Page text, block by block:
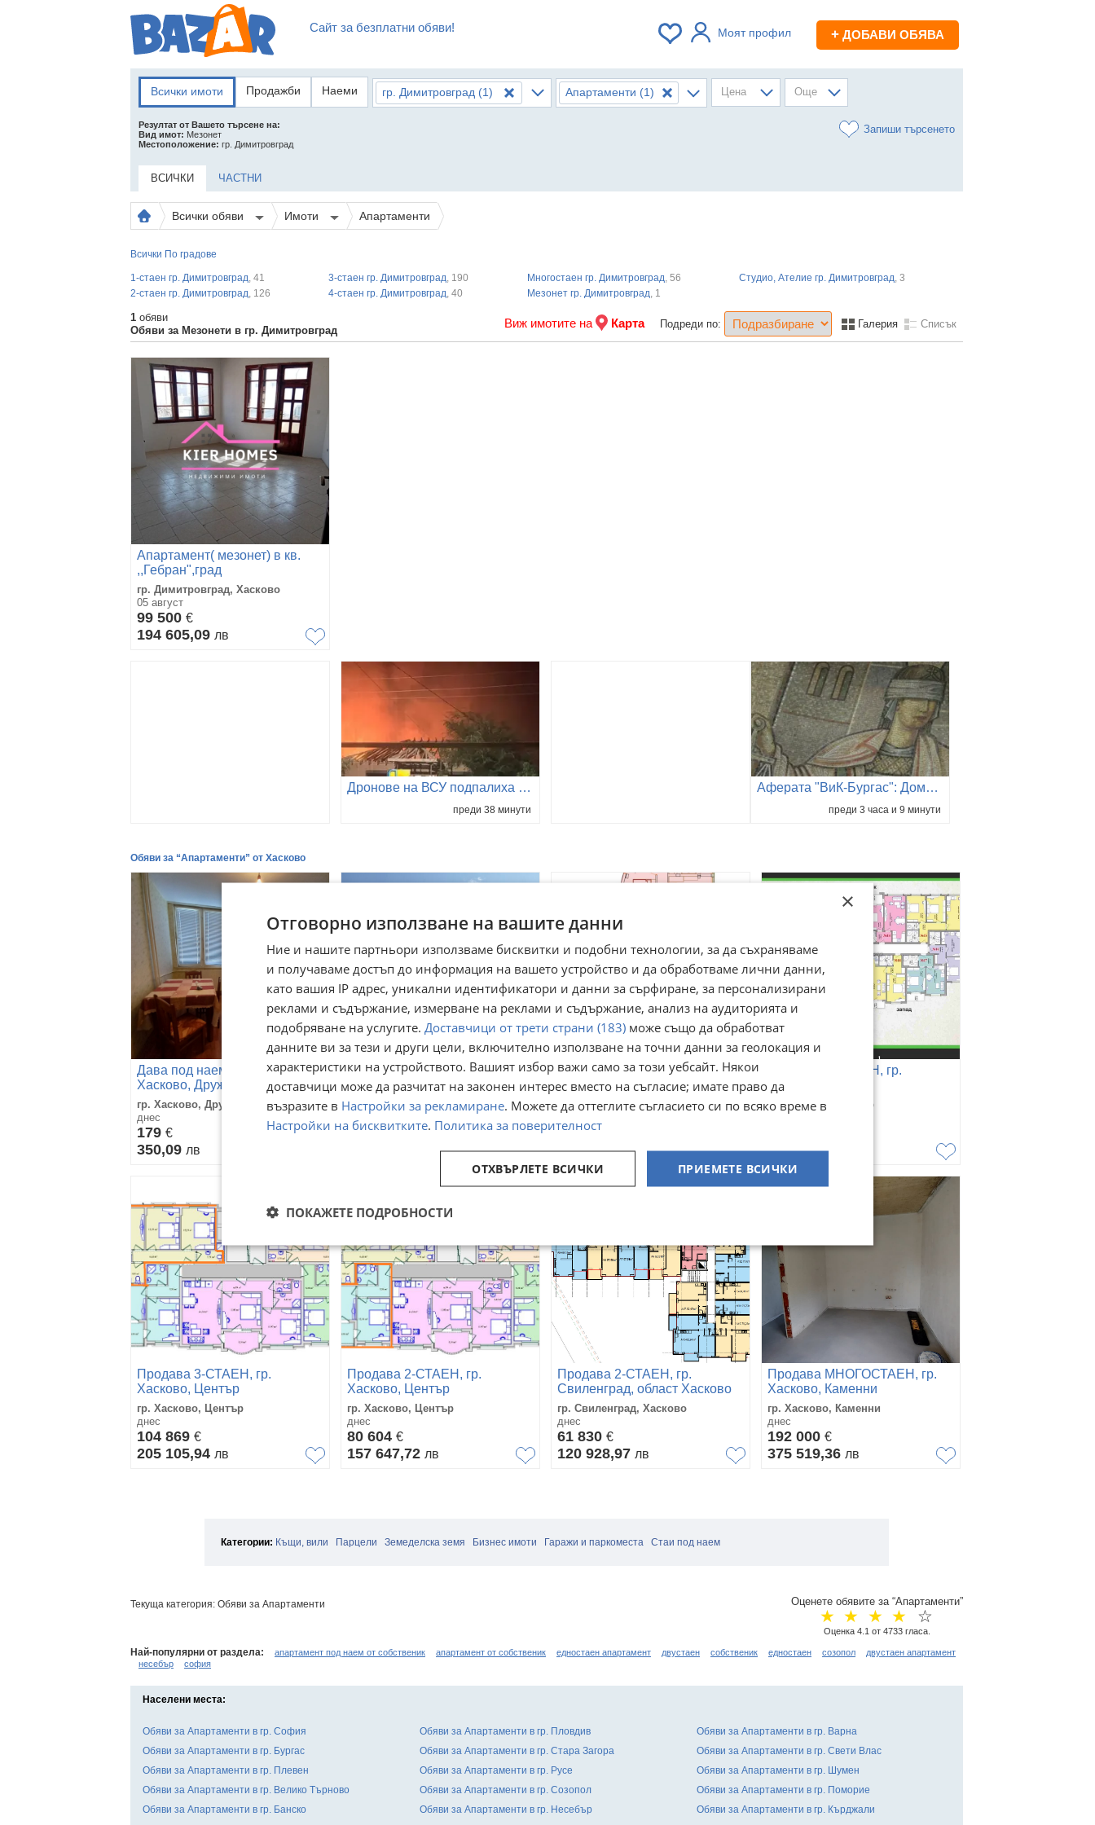
Сайт за безплатни обяви! Моят профил + ДОБАВИ ОБЯВА
Всички имоти Продажби Наеми гр. Димитровград (1) Апартаменти (1) Цена Още
Резултат от Вашето търсене на:
Вид имот: Мезонет
Местоположение: гр. Димитровград
Запиши търсенето
ВСИЧКИ ЧАСТНИ
Всички обяви Имоти Апартаменти
Всички По градове
1-стаен гр. Димитровград, 41
2-стаен гр. Димитровград, 126
3-стаен гр. Димитровград, 190
4-стаен гр. Димитровград, 40
Mногостаен гр. Димитровград, 56
Мезонет гр. Димитровград, 1
Студио, Ателие гр. Димитровград, 3
1 обяви
Обяви за Мезонети в гр. Димитровград
Виж имотите на Карта Подреди по: Галерия Списък
Апартамент( мезонет) в кв.
,,Гебран",град
Свиленград,обл. Хасково
гр. Димитровград, Хасково
05 август
99 500 €
194 605,09 лв
Дронове на ВСУ подпалиха ключова руска рафинерия в Сизран
преди 38 минути
Аферата "ВиК-Бургас": Домашен арест за трима обвиняеми ОБЗОР
преди 3 часа и 9 минути
Обяви за “Апартаменти” от Хасково
Дава под наем 2-СТАЕН, гр.
Хасково, Дружба 1
гр. Хасково, Дружба 1
днес
179 €
350,09 лв
Продава 3-СТАЕН, гр.
Свиленград, област Хасково
гр. Свиленград, Хасково
днес
75 600€
Продава 2-СТАЕН, гр.
Хасково, Македонски
гр. Хасково, Македонски
54 400
106 397,15лв
Продава 2-СТАЕН, гр.
Хасково, Център
гр. Хасково, Център
днес
Продава 3-СТАЕН, гр.
Хасково, Център
гр. Хасково, Център
днес
104 869 €
205 105,94 лв
Продава 2-СТАЕН, гр.
Хасково, Център
гр. Хасково, Център
днес
80 604 €
157 647,72 лв
Продава 2-СТАЕН, гр.
Свиленград, област Хасково
гр. Свиленград, Хасково
днес
61 830 €
120 928,97 лв
Продава МНОГОСТАЕН, гр.
Хасково, Каменни
гр. Хасково, Каменни
днес
192 000 €
375 519,36 лв
Категории: Къщи, вили Парцели Земеделска земя Бизнес имоти Гаражи и паркоместа Стаи под наем
Текуща категория: Обяви за Апартаменти Оценете обявите за “Апартаменти”
☆
☆
☆
☆
☆
Оценка 4.1 от 4733 гласа.
Най-популярни от раздела: апартамент под наем от собственик апартамент от собственик едностаен апартамент двустаен собственик едностаен созопол
двустаен апартамент
несебър
софия
Населени места:
Обяви за Апартаменти в гр. София Обяви за Апартаменти в гр. Пловдив
Обяви за Апартаменти в гр. Варна
Обяви за Апартаменти в гр. Бургас
Обяви за Апартаменти в гр. Стара Загора
Обяви за Апартаменти в гр. Свети Влас
Обяви за Апартаменти в гр. Плевен
Обяви за Апартаменти в гр. Русе
Обяви за Апартаменти в гр. Шумен
Обяви за Апартаменти в гр. Велико Търново
Обяви за Апартаменти в гр. Созопол
Обяви за Апартаменти в гр. Поморие
Обяви за Апартаменти в гр. Банско
Обяви за Апартаменти в гр. Несебър
Обяви за Апартаменти в гр. Кърджали
×
Отговорно използване на вашите данни
Ние и нашите партньори използваме бисквитки и подобни технологии, за да съхраняваме
и получаваме достъп до информация на вашето устройство и да обработваме лични данни,
като вашия IP адрес, уникални идентификатори и данни за сърфиране, за персонализирани
реклами и съдържание, измерване на реклами и съдържание, анализ на аудиторията и
подобряване на услугите. Доставчици от трети страни (183) може също да обработват
данните ви за тези и други цели, включително използване на точни данни за геолокация и
характеристики на устройството. Вашият избор важи само за този уебсайт. Някои
доставчици може да разчитат на законен интерес вместо на съгласие; имате право да
възразите в Настройки за рекламиране. Можете да оттеглите съгласието си по всяко време в
Настройки на бисквитките. Политика за поверителност
ПРИЕМЕТЕ ВСИЧКИ
ОТХВЪРЛЕТЕ ВСИЧКИ
ПОКАЖЕТЕ ПОДРОБНОСТИ